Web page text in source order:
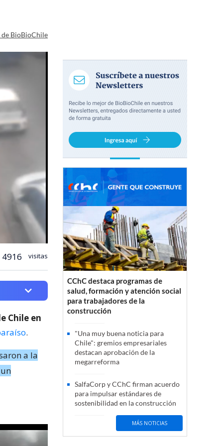
BioBioChile
4916 visitas
Chile en
.
a la
CChC destaca programas de
salud, formación y atención social
para trabajadores de la
construcción
"Una muy buena noticia para
Chile": gremios empresariales
destacan aprobación de la
megarreforma
SalfaCorp y CChC firman acuerdo
para impulsar estándares de
sostenibilidad en la construcción
MÁS NOTICIAS